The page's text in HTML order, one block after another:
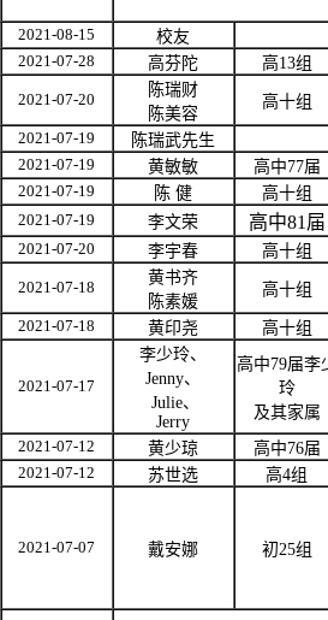
2021-08-15
校友
2021-07-28 高芬陀 高13组
2021-07-20
陈瑞财
陈美容
高十组
2021-07-19
陈瑞武先生
2021-07-19 黄敏敏 高中77届
2021-07-19 陈 健
高十组
2021-07-19 李文荣 高中81 届
2021-07-20 李宇春
高十组
2021-07-18
黄书齐
陈素媛
高十组
2021-07-18 黄印尧 高十组
2021-07-17
李少玲、
Jenny、
Julie、
Jerry
高中79届李
玲
及其家属
2021-07-12 黄少琼 高中76届
2021-07-12 苏世选 高4组
2021-07-07 戴安娜 初25组